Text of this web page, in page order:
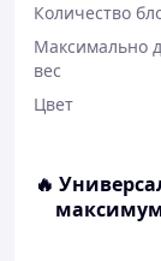
Количество
Максимально
вес
Цвет
🔥